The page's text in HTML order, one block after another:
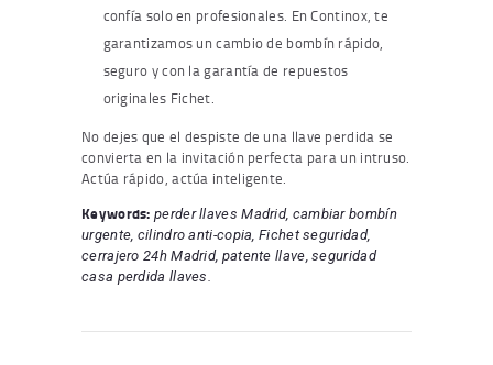
confía solo en profesionales. En Continox, te
garantizamos un cambio de bombín rápido,
seguro y con la garantía de repuestos
originales Fichet.
No dejes que el despiste de una llave perdida se
convierta en la invitación perfecta para un intruso.
Actúa rápido, actúa inteligente.
Keywords: perder llaves Madrid, cambiar bombín
urgente, cilindro anti-copia, Fichet seguridad,
cerrajero 24h Madrid, patente llave, seguridad
casa perdida llaves.